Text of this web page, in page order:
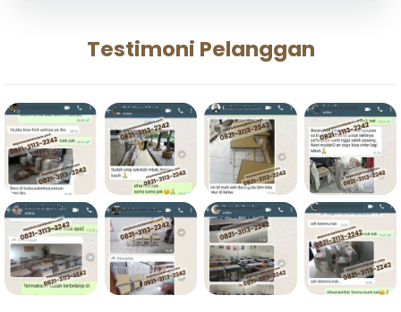
Testimoni Pelanggan